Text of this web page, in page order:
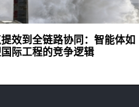
效到全链路协同：智能体如
际工程的竞争逻辑